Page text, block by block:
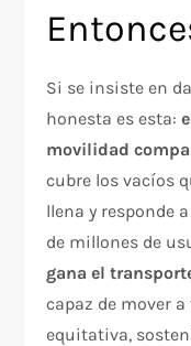
Si se insiste en
honesta es esta:
movilidad
cubre los vacíos
llena y responde
de millones de
gana el
capaz de mover
equitativa,